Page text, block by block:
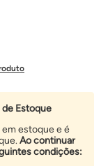
Estoque
em estoque e é
Ao continuar
condições: